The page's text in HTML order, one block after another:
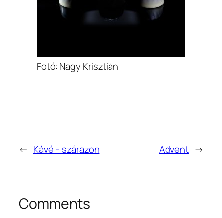
Fotó: Nagy Krisztián
← Kávé – szárazon Advent →
Comments